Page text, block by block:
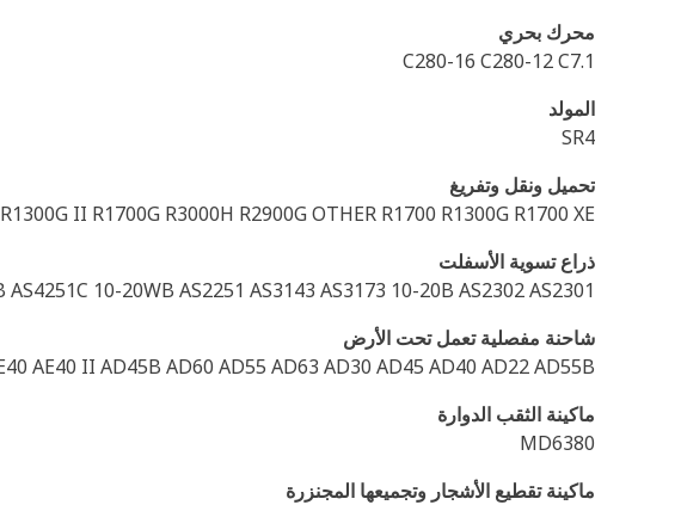
محرك بحري
C280-16 C280-12 C7.1
المولد
SR4
تحميل ونقل وتفريغ
II R1700G R3000H R2900G OTHER R1700 R1300G R1700 XE
ذراع تسوية الأسفلت
AS4251C 10-20WB AS2251 AS3143 AS3173 10-20B AS2302 AS2301
شاحنة مفصلية تعمل تحت الأرض
AE40 II AD45B AD60 AD55 AD63 AD30 AD45 AD40 AD22 AD55B
ماكينة الثقب الدوارة
MD6380
ماكينة تقطيع الأشجار وتجميعها المجنزرة